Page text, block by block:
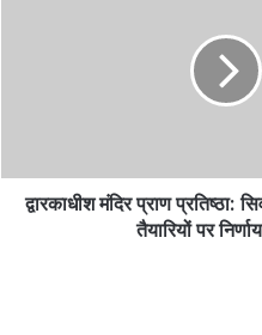
की
तैयारियोंद्वारकाधीश मंदिर प्राण प्रतिष्ठा:
तैयारियों पर